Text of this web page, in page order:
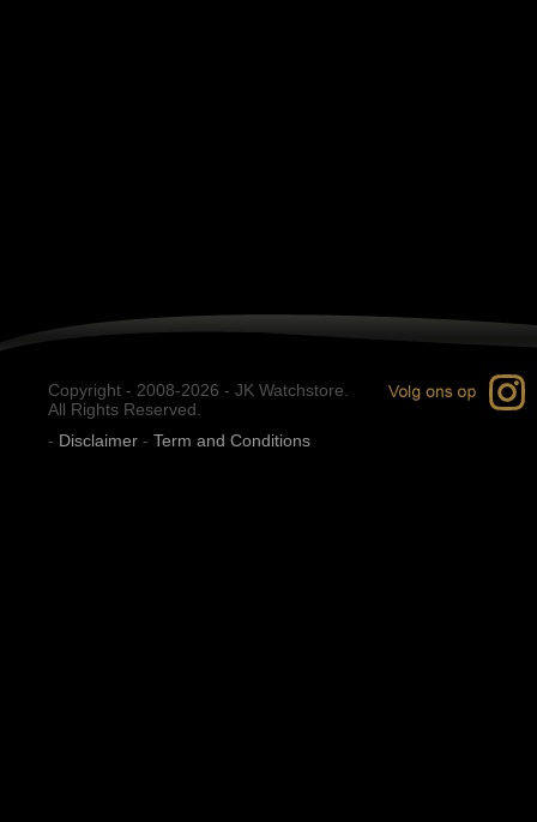
Copyright - 2008-2026 - JK Watchstore.
All Rights Reserved.
- Disclaimer - Term and Conditions